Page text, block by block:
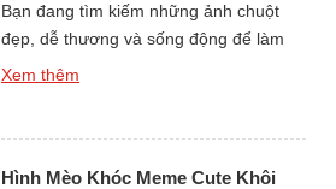
Bạn đang tìm kiếm những ảnh chuột
đẹp, dễ thương và sống động để làm
hình nền, thiết kế, in ấn hay đơn thuần
đa dạng và hết sức […]
Xem thêm
Hình Mèo Khóc Meme Cute Khôi